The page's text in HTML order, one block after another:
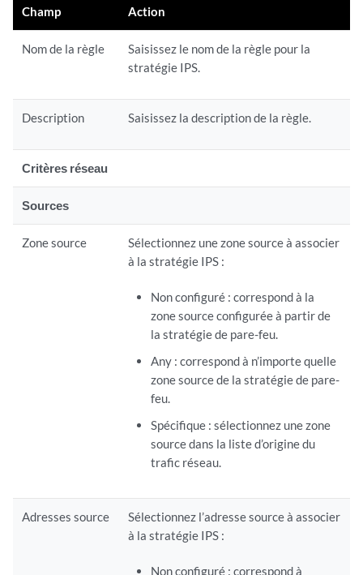
Champ Action
Nom de la règle
Saisissez le nom de la règle pour la
stratégie IPS.
Description Saisissez la description de la règle.
Critères réseau
Sources
Zone source
Sélectionnez une zone source à associer
à la stratégie IPS :
Non configuré : correspond à la
zone source configurée à partir de
la stratégie de pare-feu.
Any : correspond à n’importe quelle
zone source de la stratégie de pare-
feu.
Spécifique : sélectionnez une zone
source dans la liste d’origine du
trafic réseau.
Adresses source
Sélectionnez l’adresse source à associer
à la stratégie IPS :
Non configuré : correspond à